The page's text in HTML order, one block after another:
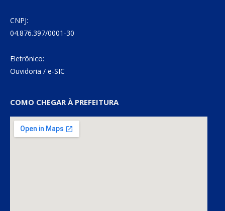
CNPJ:
04.876.397/0001-30
Eletrônico:
Ouvidoria / e-SIC
COMO CHEGAR À PREFEITURA